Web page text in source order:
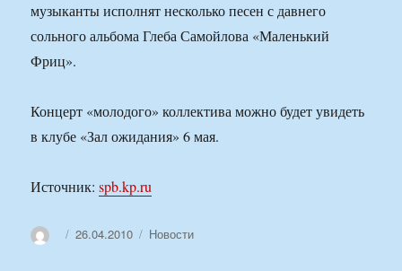
музыканты исполнят несколько песен с давнего
сольного альбома Глеба Самойлова «Маленький
Фриц».
Концерт «молодого» коллектива можно будет увидеть
в клубе «Зал ожидания» 6 мая.
Источник:spb.kp.ru
АвторОпубликовано
26.04.2010 Рубрики
Новости